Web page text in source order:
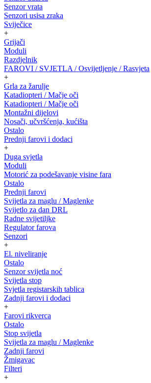
Senzor vrata
Senzori usisa zraka
Sviječice
+
Grijači
Moduli
Razdjelnik
FAROVI / SVJETLA / Osvijetljenje / Rasvjeta
+
Grla za žarulje
Katadiopteri / Mačje oči
Katadiopteri / Mačje oči
Montažni dijelovi
Nosači, učvršćenja, kućišta
Ostalo
Prednji farovi i dodaci
+
Duga svjetla
Moduli
Motorić za podešavanje visine fara
Ostalo
Prednji farovi
Svijetla za maglu / Maglenke
Svijetlo za dan DRL
Radne svijetiljke
Regulator farova
Senzori
+
El. niveliranje
Ostalo
Senzor svijetla noć
Svijetla stop
Svjetla registarskih tablica
Zadnji farovi i dodaci
+
Farovi rikverca
Ostalo
Stop svijetla
Svijetla za maglu / Maglenke
Zadnji farovi
Žmigavac
Filteri
+